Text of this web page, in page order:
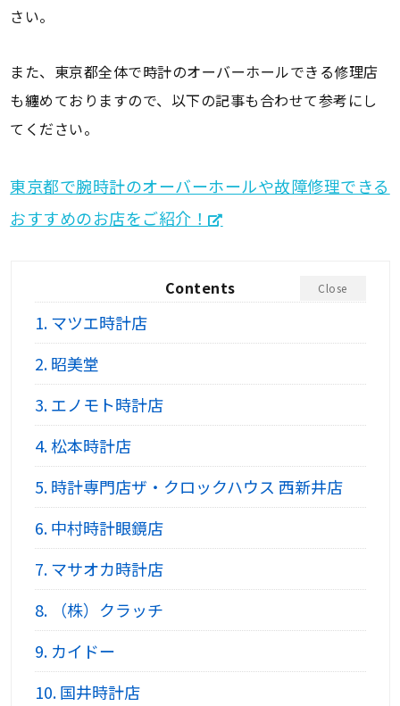
さい。
また、東京都全体で時計のオーバーホールできる修理店
も纏めておりますので、以下の記事も合わせて参考にし
てください。
東京都で腕時計のオーバーホールや故障修理できる
おすすめのお店をご紹介！
Contents Close
1.マツエ時計店
2.昭美堂
3.エノモト時計店
4.松本時計店
5.時計専門店ザ・クロックハウス 西新井店
6.中村時計眼鏡店
7.マサオカ時計店
8.（株）クラッチ
9.カイドー
10.国井時計店